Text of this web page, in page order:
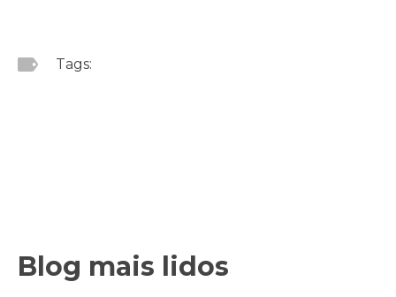
Tags:
Blog mais lidos